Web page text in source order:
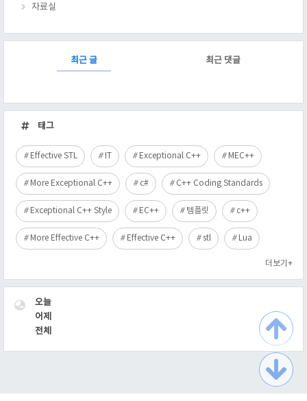
자료실
최근 글 최근 댓글
근
글
태그
Effective STL IT Exceptional C++ MEC++
More Exceptional C++ c# C++ Coding Standards
Exceptional C++ Style EC++ 템플릿 c++
More Effective C++ Effective C++ stl Lua
더보기+
VISITOR
오늘
어제
전체